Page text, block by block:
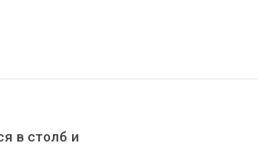
в столб и